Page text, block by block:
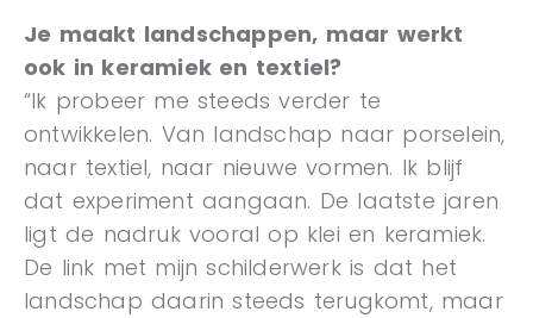
Je maakt landschappen, maar werkt
ook in keramiek en textiel?
“Ik probeer me steeds verder te
ontwikkelen. Van landschap naar porselein,
naar textiel, naar nieuwe vormen. Ik blijf
dat experiment aangaan. De laatste jaren
ligt de nadruk vooral op klei en keramiek.
De link met mijn schilderwerk is dat het
landschap daarin steeds terugkomt, maar